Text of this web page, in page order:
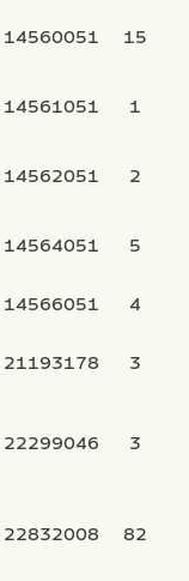
14560051 15
14561051 1
14562051 2
14564051 5
14566051
4
21193178 3
22299046 3
22832008 82